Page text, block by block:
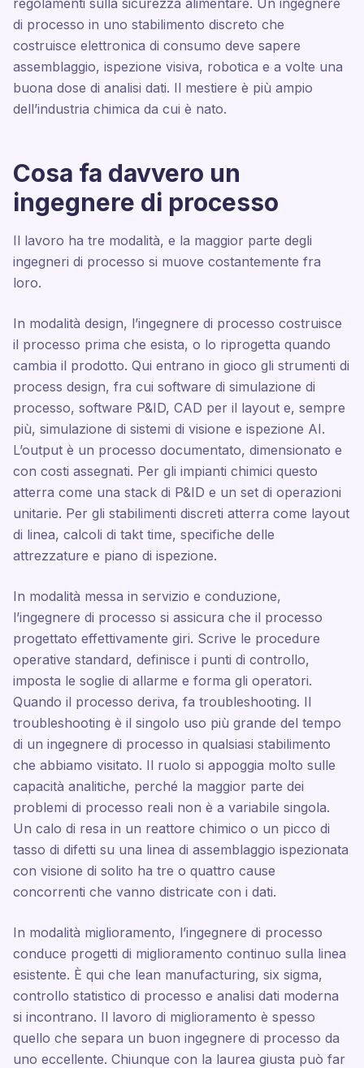
regolamenti sulla sicurezza alimentare. Un ingegnere
di processo in uno stabilimento discreto che
costruisce elettronica di consumo deve sapere
assemblaggio, ispezione visiva, robotica e a volte una
buona dose di analisi dati. Il mestiere è più ampio
dell’industria chimica da cui è nato.
Cosa fa davvero un
ingegnere di processo
Il lavoro ha tre modalità, e la maggior parte degli
ingegneri di processo si muove costantemente fra
loro.
In modalità design, l’ingegnere di processo costruisce
il processo prima che esista, o lo riprogetta quando
cambia il prodotto. Qui entrano in gioco gli strumenti di
process design, fra cui software di simulazione di
processo, software P&ID, CAD per il layout e, sempre
più, simulazione di sistemi di visione e ispezione AI.
L’output è un processo documentato, dimensionato e
con costi assegnati. Per gli impianti chimici questo
atterra come una stack di P&ID e un set di operazioni
unitarie. Per gli stabilimenti discreti atterra come layout
di linea, calcoli di takt time, specifiche delle
attrezzature e piano di ispezione.
In modalità messa in servizio e conduzione,
l’ingegnere di processo si assicura che il processo
progettato effettivamente giri. Scrive le procedure
operative standard, definisce i punti di controllo,
imposta le soglie di allarme e forma gli operatori.
Quando il processo deriva, fa troubleshooting. Il
troubleshooting è il singolo uso più grande del tempo
di un ingegnere di processo in qualsiasi stabilimento
che abbiamo visitato. Il ruolo si appoggia molto sulle
capacità analitiche, perché la maggior parte dei
problemi di processo reali non è a variabile singola.
Un calo di resa in un reattore chimico o un picco di
tasso di difetti su una linea di assemblaggio ispezionata
con visione di solito ha tre o quattro cause
concorrenti che vanno districate con i dati.
In modalità miglioramento, l’ingegnere di processo
conduce progetti di miglioramento continuo sulla linea
esistente. È qui che lean manufacturing, six sigma,
controllo statistico di processo e analisi dati moderna
si incontrano. Il lavoro di miglioramento è spesso
quello che separa un buon ingegnere di processo da
uno eccellente. Chiunque con la laurea giusta può far